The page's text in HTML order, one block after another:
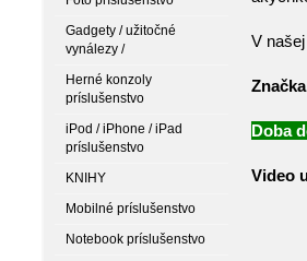
Gadgety / užitočné
vynálezy /
Herné konzoly
príslušenstvo
iPod / iPhone / iPad
príslušenstvo
KNIHY
Mobilné príslušenstvo
Notebook príslušenstvo
V
Doba
Video